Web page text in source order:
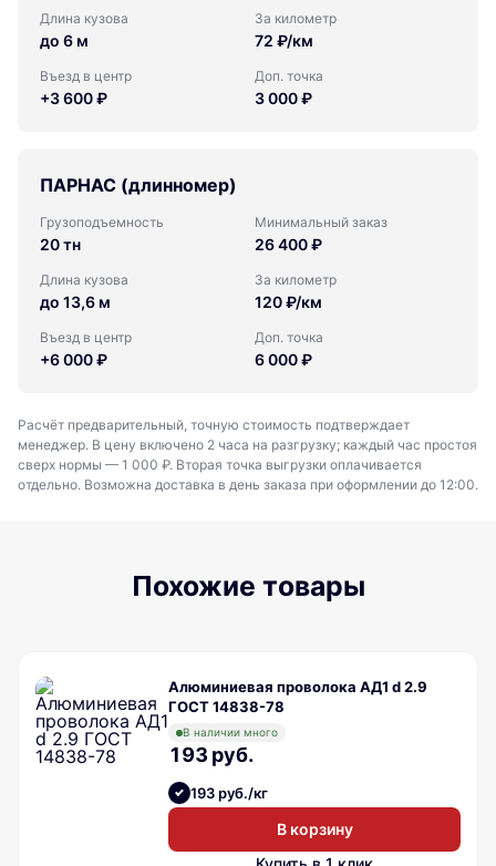
Длина кузова
до 6 м
За километр
72 ₽/км
Въезд в центр
+3 600 ₽
Доп. точка
3 000 ₽
ПАРНАС (длинномер)
Грузоподъемность
20 тн
Минимальный заказ
26 400 ₽
Длина кузова
до 13,6 м
За километр
120 ₽/км
Въезд в центр
+6 000 ₽
Доп. точка
6 000 ₽
Расчёт предварительный, точную стоимость подтверждает
менеджер. В цену включено 2 часа на разгрузку; каждый час простоя
сверх нормы — 1 000 ₽. Вторая точка выгрузки оплачивается
отдельно. Возможна доставка в день заказа при оформлении до 12:00.
Похожие товары
Алюминиевая проволока АД1 d 2.9
ГОСТ 14838-78
В наличии много
193 руб.
193 руб./кг
В корзину